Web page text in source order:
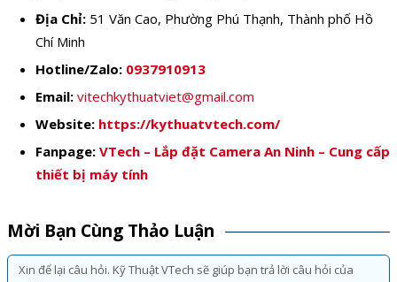
Địa Chỉ: 51 Văn Cao, Phường Phú Thạnh, Thành phố Hồ
Chí Minh
Hotline/Zalo: 0937910913
Email: vitechkythuatviet@gmail.com
Website: https://kythuatvtech.com/
Fanpage: VTech – Lắp đặt Camera An Ninh – Cung cấp
thiết bị máy tính
Mời Bạn Cùng Thảo Luận